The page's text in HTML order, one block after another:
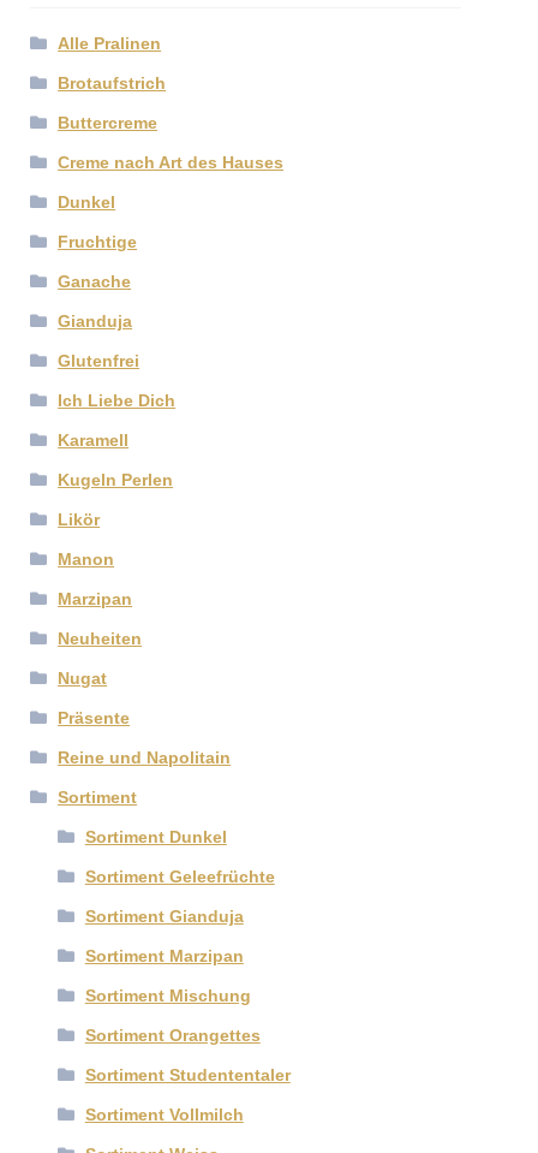
Alle Pralinen
Brotaufstrich
Buttercreme
Creme nach Art des Hauses
Dunkel
Fruchtige
Ganache
Gianduja
Glutenfrei
Ich Liebe Dich
Karamell
Kugeln Perlen
Likör
Manon
Marzipan
Neuheiten
Nugat
Präsente
Reine und Napolitain
Sortiment
Sortiment Dunkel
Sortiment Geleefrüchte
Sortiment Gianduja
Sortiment Marzipan
Sortiment Mischung
Sortiment Orangettes
Sortiment Studententaler
Sortiment Vollmilch